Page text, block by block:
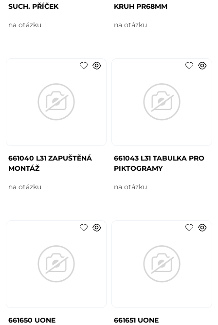
SUCH. PŘÍČEK
na otázku
KRUH PR68MM
na otázku
661040 L31 ZAPUŠTĚNÁ
MONTÁŽ
na otázku
661043 L31 TABULKA PRO
PIKTOGRAMY
na otázku
661650 UONE
661651 UONE